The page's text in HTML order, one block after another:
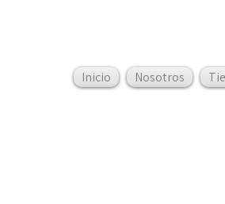
Inicio Nosotros